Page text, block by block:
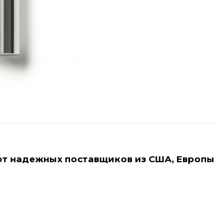
надежных поставщиков из США,